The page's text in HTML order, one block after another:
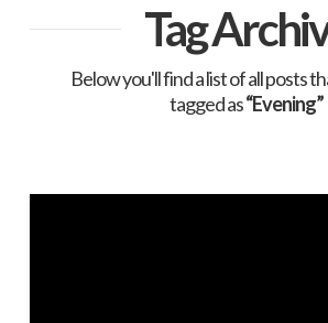
Tag
Below you'll find a list of all posts
tagged as“Evening”